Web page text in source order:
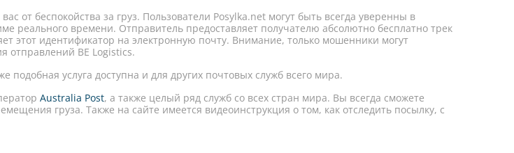
от беспокойства за груз. Пользователи Posylka.net могут быть всегда уверенны в
реального времени. Отправитель предоставляет получателю абсолютно бесплатно трек
этот идентификатор на электронную почту. Внимание, только мошенники могут
отправлений BE Logistics.
услуга доступна и для других почтовых служб всего мира.
Australia Post, а также целый ряд служб со всех стран мира. Вы всегда сможете
груза. Также на сайте имеется видеоинструкция о том, как отследить посылку, с